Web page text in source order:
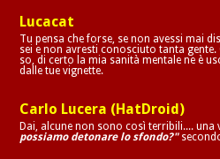
Lucacat
Tu pensa che forse, se non avessi mai
sei e non avresti conosciuto tanta
so, di certo la mia sanità mentale ne è
dalle tue vignette.
Carlo Lucera (HatDroid)
Dai, alcune non sono così terribili.... una
possiamo detonare lo sfondo?"